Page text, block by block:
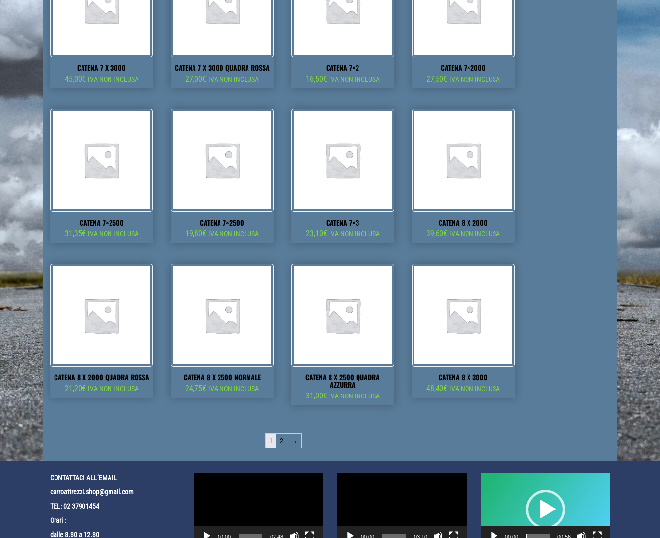
CATENA 7 X 3000
45,00€ IVA NON INCLUSA
CATENA 7 X 3000 QUADRA ROSSA
27,00€ IVA NON INCLUSA
CATENA 7×2
16,50€ IVA NON INCLUSA
CATENA 7×2000
27,50€ IVA NON INCLUSA
CATENA 7×2500
31,35€ IVA NON INCLUSA
CATENA 7×2500
19,80€ IVA NON INCLUSA
CATENA 7×3
23,10€ IVA NON INCLUSA
CATENA 8 X 2000
39,60€ IVA NON INCLUSA
CATENA 8 X 2000 QUADRA ROSSA
21,20€ IVA NON INCLUSA
CATENA 8 X 2500 NORMALE
24,75€ IVA NON INCLUSA
CATENA 8 X 2500 QUADRA
AZZURRA
31,00€ IVA NON INCLUSA
CATENA 8 X 3000
48,40€ IVA NON INCLUSA
1 2 →
CONTATTACI ALL’EMAIL
carroattrezzi.shop@gmail.com
TEL: 02 37901454
Orari :
dalle 8.30 a 12.30
00:00 02:48 00:00 03:10 00:00 00:56